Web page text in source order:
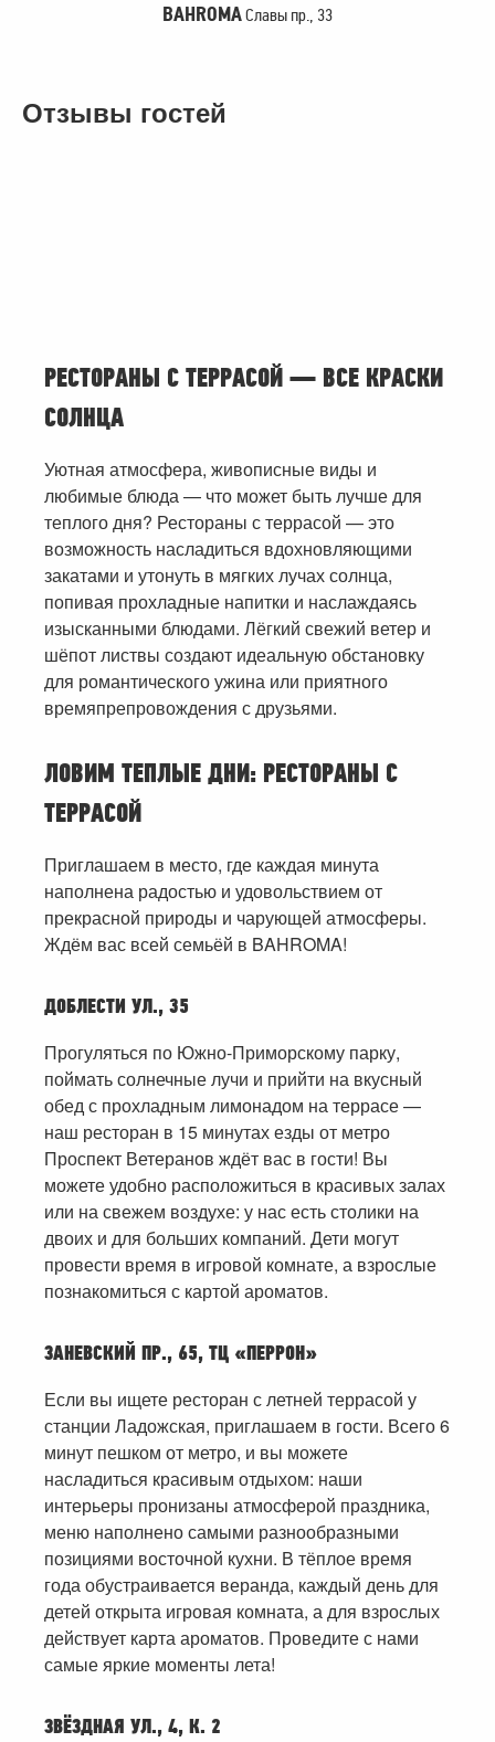
BAHROMAСлавы пр., 33
Отзывы гостей
РЕСТОРАНЫ С ТЕРРАСОЙ — ВСЕ КРАСКИ
СОЛНЦА
Уютная атмосфера, живописные виды и
любимые блюда — что может быть лучше для
теплого дня? Рестораны с террасой — это
возможность насладиться вдохновляющими
закатами и утонуть в мягких лучах солнца,
попивая прохладные напитки и наслаждаясь
изысканными блюдами. Лёгкий свежий ветер и
шёпот листвы создают идеальную обстановку
для романтического ужина или приятного
времяпрепровождения с друзьями.
ЛОВИМ ТЕПЛЫЕ ДНИ: РЕСТОРАНЫ С
ТЕРРАСОЙ
Приглашаем в место, где каждая минута
наполнена радостью и удовольствием от
прекрасной природы и чарующей атмосферы.
Ждём вас всей семьёй в BAHROMA!
ДОБЛЕСТИ УЛ., 35
Прогуляться по Южно-Приморскому парку,
поймать солнечные лучи и прийти на вкусный
обед с прохладным лимонадом на террасе —
наш ресторан в 15 минутах езды от метро
Проспект Ветеранов ждёт вас в гости! Вы
можете удобно расположиться в красивых залах
или на свежем воздухе: у нас есть столики на
двоих и для больших компаний. Дети могут
провести время в игровой комнате, а взрослые
познакомиться с картой ароматов.
ЗАНЕВСКИЙ ПР., 65, ТЦ «ПЕРРОН»
Если вы ищете ресторан с летней террасой у
станции Ладожская, приглашаем в гости. Всего 6
минут пешком от метро, и вы можете
насладиться красивым отдыхом: наши
интерьеры пронизаны атмосферой праздника,
меню наполнено самыми разнообразными
позициями восточной кухни. В тёплое время
года обустраивается веранда, каждый день для
детей открыта игровая комната, а для взрослых
действует карта ароматов. Проведите с нами
самые яркие моменты лета!
ЗВЁЗДНАЯ УЛ., 4, К. 2